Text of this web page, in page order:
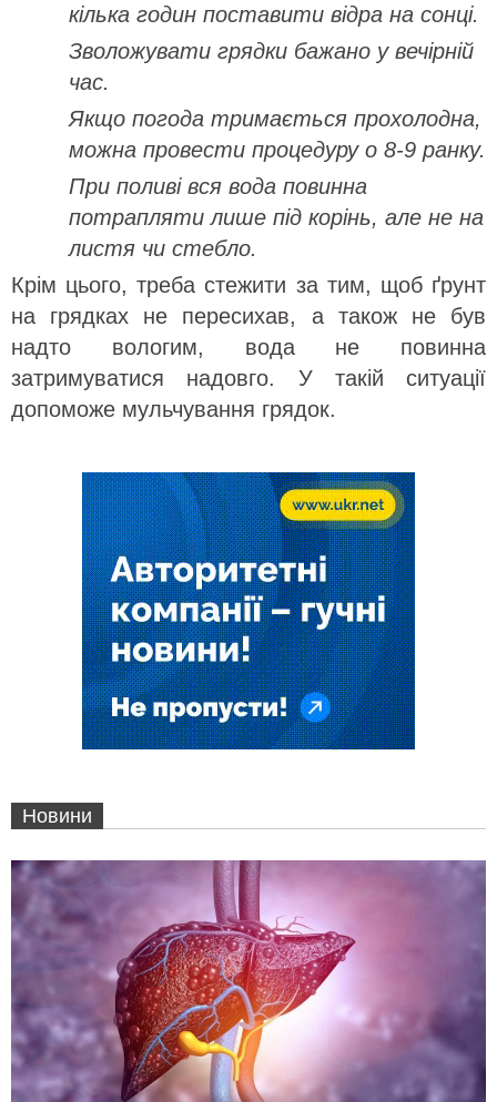
кілька годин поставити відра на сонці.
Зволожувати грядки бажано у вечірній
час.
Якщо погода тримається прохолодна,
можна провести процедуру о 8-9 ранку.
При поливі вся вода повинна
потрапляти лише під корінь, але не на
листя чи стебло.
Крім цього, треба стежити за тим, щоб ґрунт
на грядках не пересихав, а також не був
надто вологим, вода не повинна
затримуватися надовго. У такій ситуації
допоможе мульчування грядок.
Новини